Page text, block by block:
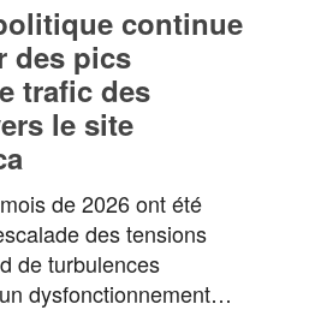
continue
des pics
trafic des
le site
de 2026 ont été
des tensions
de turbulences
dysfonctionnement